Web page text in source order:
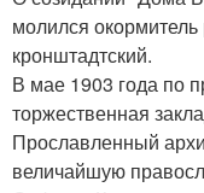
молился
кронштадтский.
В мае 1903 года по
торжественная
Прославленный
величайшую